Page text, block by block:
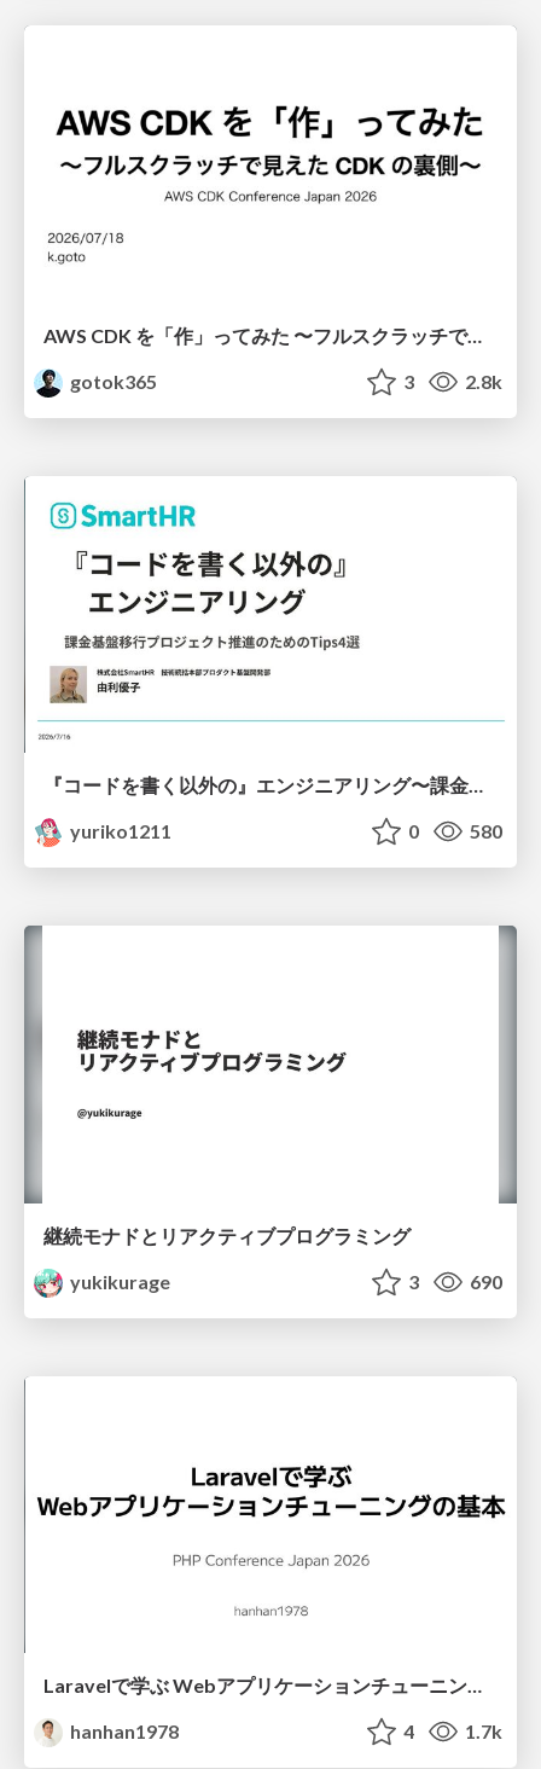
AWS CDK を「作」ってみた 〜フルスクラッチで見えた CDK の裏側〜 / aws-cdk-from-scratch
gotok365
3 2.8k
『コードを書く以外の』エンジニアリング〜課金基盤移行プロジェクト推進のためのTips4選
yuriko1211
0 580
継続モナドとリアクティブプログラミング
yukikurage
3 690
Laravelで学ぶ Webアプリケーションチューニング入門/web_application_tuning_101
hanhan1978
4 1.7k